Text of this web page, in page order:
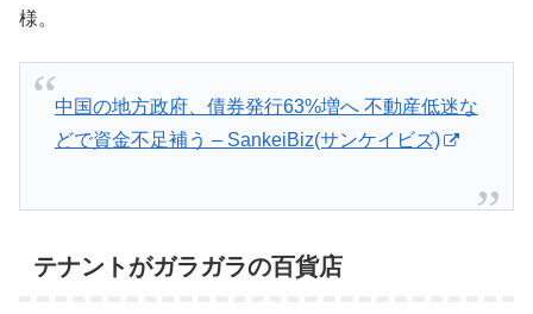
様。
中国の地方政府、債券発行63%増へ 不動産低迷な
どで資金不足補う – SankeiBiz(サンケイビズ)
テナントがガラガラの百貨店